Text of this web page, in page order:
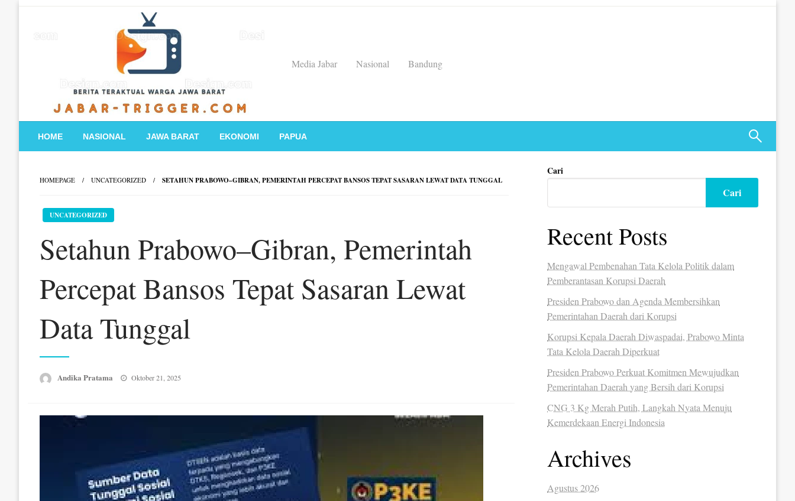
Media Jabar
Nasional Bandung
HOME NASIONAL JAWA BARAT EKONOMI PAPUA
HOMEPAGE UNCATEGORIZED SETAHUN PRABOWO–GIBRAN, PEMERINTAH PERCEPAT BANSOS TEPAT SASARAN LEWAT DATA TUNGGAL
UNCATEGORIZED
Setahun Prabowo–Gibran, Pemerintah
Percepat Bansos Tepat Sasaran Lewat
Data Tunggal
Andika Pratama
Posted
Oktober 21, 2025
Cari
Cari
Recent Posts
Mengawal Pembenahan Tata Kelola Politik dalam
Pemberantasan Korupsi Daerah
Presiden Prabowo dan Agenda Membersihkan
Pemerintahan Daerah dari Korupsi
Korupsi Kepala Daerah Diwaspadai, Prabowo Minta
Tata Kelola Daerah Diperkuat
Presiden Prabowo Perkuat Komitmen Mewujudkan
Pemerintahan Daerah yang Bersih dari Korupsi
CNG 3 Kg Merah Putih, Langkah Nyata Menuju
Kemerdekaan Energi Indonesia
Archives
Agustus 2026